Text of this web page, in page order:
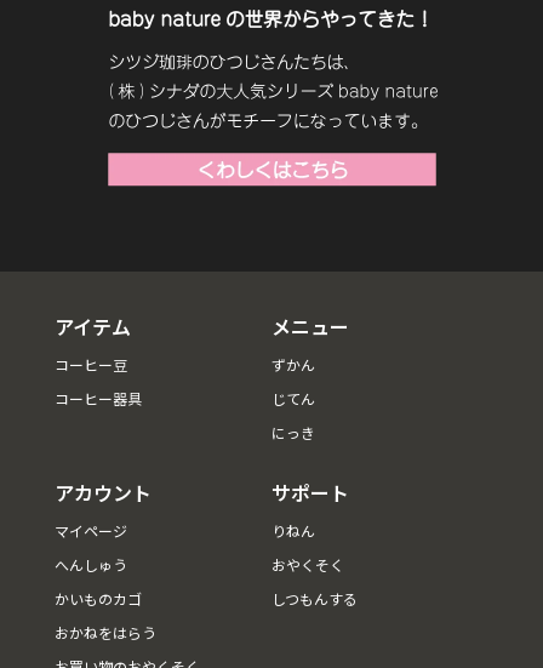
アイテム
コーヒー豆
コーヒー器具
メニュー
ずかん
じてん
にっき
アカウント
マイページ
へんしゅう
かいものカゴ
おかねをはらう
サポート
りねん
おやくそく
しつもんする